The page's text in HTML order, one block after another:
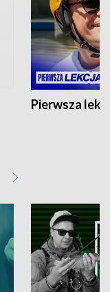
Pierwsza